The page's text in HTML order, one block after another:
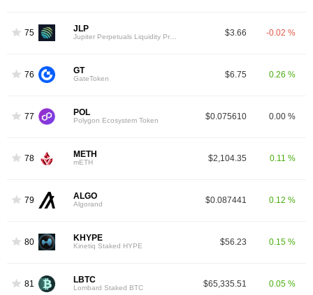
75 JLP $3.66 -0.02 %
76 GT
GateToken $6.75 0.26 %
77 POL
Polygon Ecosystem Token $0.075610 0.00 %
78 METH
mETH $2,104.35 0.11 %
79 ALGO
Algorand $0.087441 0.12 %
80 KHYPE
Kinetiq Staked HYPE $56.23 0.15 %
81 LBTC
Lombard Staked BTC $65,335.51 0.05 %